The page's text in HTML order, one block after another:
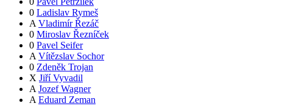
0 Ladislav Rymeš
A Vladimír Řezáč
0 Miroslav Řezníček
0 Pavel Seifer
A Vítězslav Sochor
0 Zdeněk Trojan
X Jiří Vyvadil
A Jozef Wagner
A Eduard Zeman